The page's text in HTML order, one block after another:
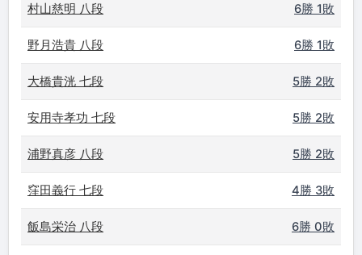
村山慈明 八段 6勝 1敗
野月浩貴 八段 6勝 1敗
大橋貴洸 七段 5勝 2敗
安用寺孝功 七段 5勝 2敗
浦野真彦 八段 5勝 2敗
窪田義行 七段 4勝 3敗
飯島栄治 八段 6勝 0敗